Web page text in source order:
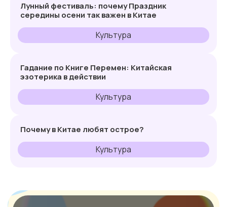
Лунный фестиваль: почему Праздник
середины осени так важен в Китае
Культура
Гадание по Книге Перемен: Китайская
эзотерика в действии
Культура
Почему в Китае любят острое?
Культура